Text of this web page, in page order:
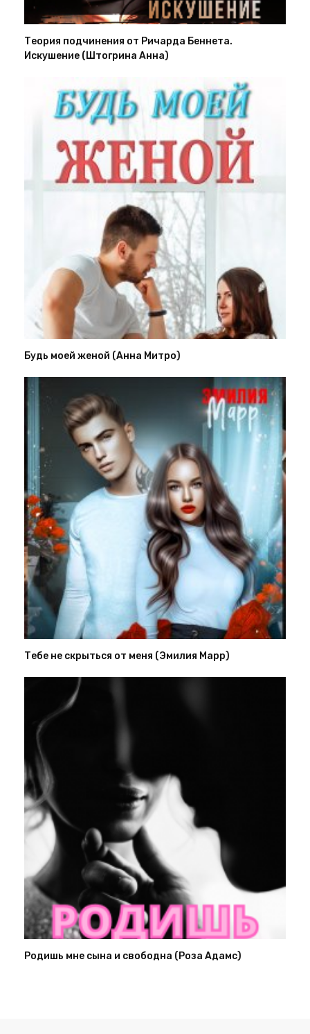
Теория подчинения от Ричарда Беннета.
Искушение (Штогрина Анна)
Будь моей женой (Анна Митро)
Тебе не скрыться от меня (Эмилия Марр)
Родишь мне сына и свободна (Роза Адамс)